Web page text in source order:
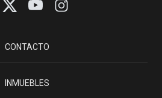
CONTACTO
INMUEBLES